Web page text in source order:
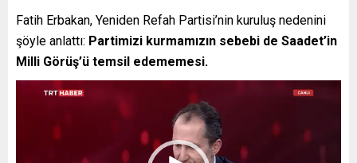
Fatih Erbakan, Yeniden Refah Partisi’nin kuruluş nedenini
şöyle anlattı: Partimizi kurmamızın sebebi de Saadet’in
Milli Görüş’ü temsil edememesi.
Video